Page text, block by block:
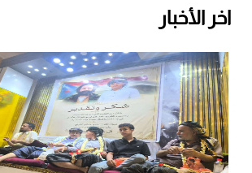
اخر الأخبار